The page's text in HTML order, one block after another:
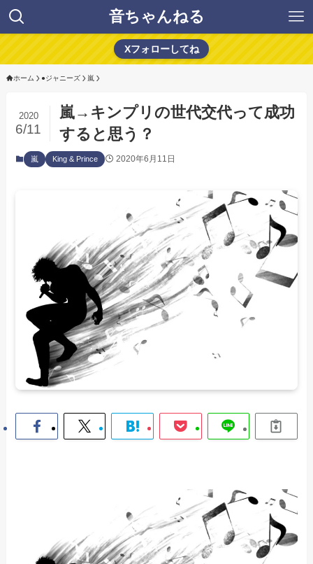
音ちゃんねる
Xフォローしてね
ホーム ●ジャニーズ 嵐
嵐→キンプリの世代交代って成功
すると思う？
2020
6/11
嵐 King & Prince 2020年6月11日